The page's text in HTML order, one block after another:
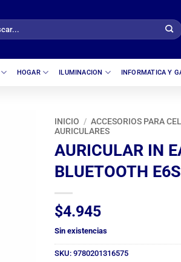
HOGAR ILUMINACION INFORMATICA Y
INICIO / ACCESORIOS PARA
AURICULARES
AURICULAR IN
BLUETOOTH
$4.945
Sin existencias
SKU: 9780201316575